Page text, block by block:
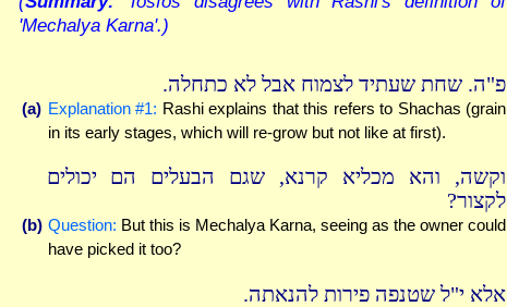
'Mechalya Karna'.)
פ"ה. שחת שעתיד לצמוח אבל לא כתחלה.
(a) Explanation #1: Rashi explains that this refers to Shachas (grain
in its early stages, which will re-grow but not like at first).
וקשה, והא מכליא קרנא, שגם הבעלים הם יכולים
לקצור?
(b) Question: But this is Mechalya Karna, seeing as the owner could
have picked it too?
אלא י"ל שטנפה פירות להנאתה.